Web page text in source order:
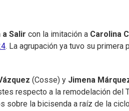
a Salir con la imitación a Carolina
. La agrupación ya tuvo su primera
(Cosse) y Jimena
respecto a la remodelación del
sobre la bicisenda a raíz de la